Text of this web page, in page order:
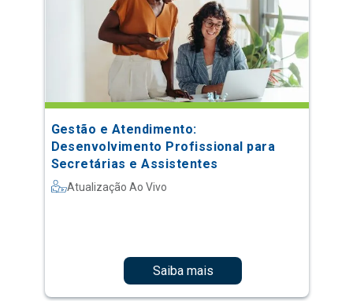
Gestão e Atendimento:
Desenvolvimento Profissional para
Secretárias e Assistentes
Atualização Ao Vivo
Saiba mais